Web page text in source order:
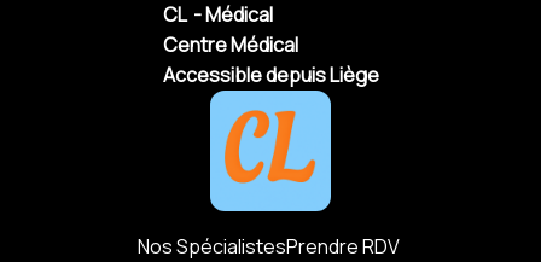
CL - Médical
Centre Médical
Accessible depuis Liège
Nos SpécialistesPrendre RDV